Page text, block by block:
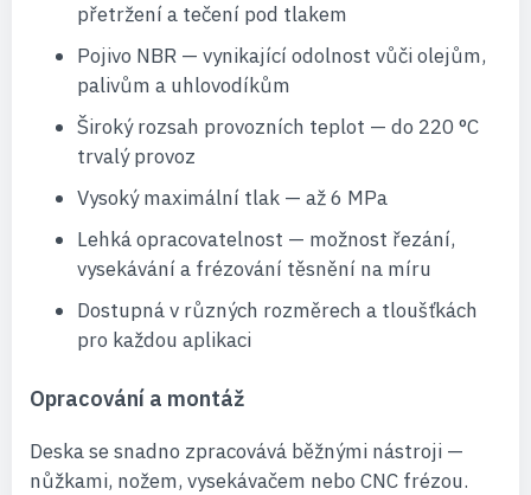
přetržení a tečení pod tlakem
Pojivo NBR — vynikající odolnost vůči olejům,
palivům a uhlovodíkům
Široký rozsah provozních teplot — do 220 °C
trvalý provoz
Vysoký maximální tlak — až 6 MPa
Lehká opracovatelnost — možnost řezání,
vysekávání a frézování těsnění na míru
Dostupná v různých rozměrech a tloušťkách
pro každou aplikaci
Opracování a montáž
Deska se snadno zpracovává běžnými nástroji —
nůžkami, nožem, vysekávačem nebo CNC frézou.